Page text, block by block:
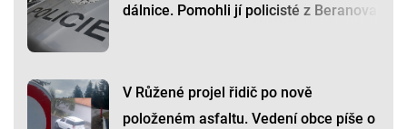
dálnice. Pomohli jí policisté z Beranova
V Růžené projel řidič po nově
položeném asfaltu. Vedení obce píše o